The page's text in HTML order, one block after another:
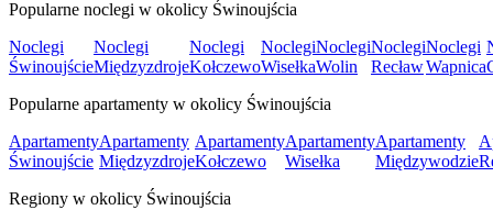
Popularne noclegi w okolicy Świnoujścia
Noclegi
Świnoujście
Noclegi
Międzyzdroje
Noclegi
Kołczewo
Noclegi
Wisełka
Noclegi
Wolin
Noclegi
Recław
Noclegi
Wapnica
Popularne apartamenty w okolicy Świnoujścia
Apartamenty
Świnoujście
Apartamenty
Międzyzdroje
Apartamenty
Kołczewo
Apartamenty
Wisełka
Apartamenty
Międzywodzie
Regiony w okolicy Świnoujścia